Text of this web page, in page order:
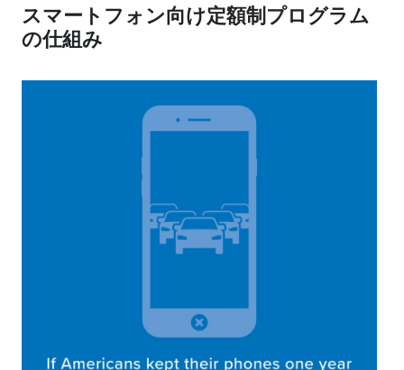
スマートフォン向け定額制プログラム
の仕組み